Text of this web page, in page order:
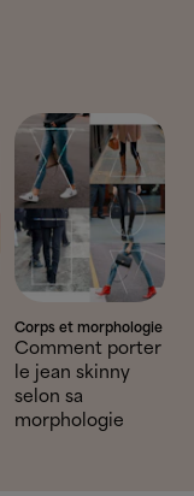
Corps et morphologie
Comment porter
le jean skinny
selon sa
morphologie